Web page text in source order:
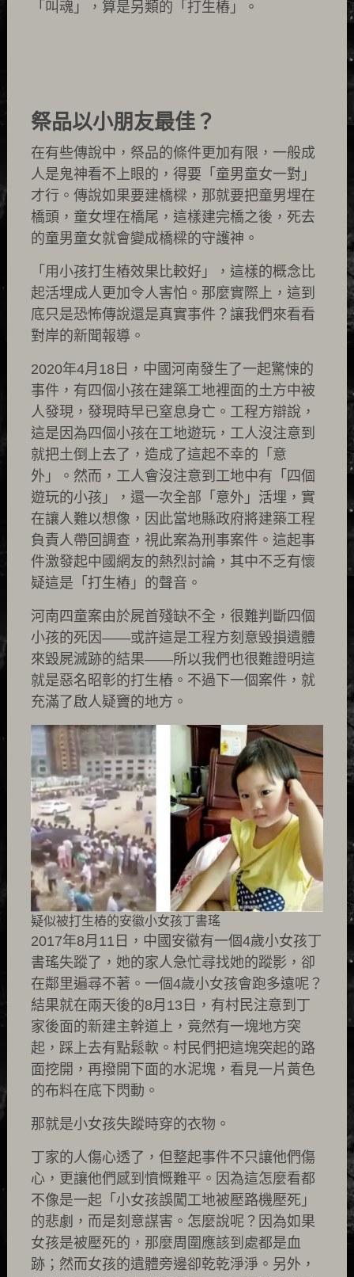
「叫魂」，算是另類的「打生樁」。
祭品以小朋友最佳？
在有些傳說中，祭品的條件更加有限，一般成
人是鬼神看不上眼的，得要「童男童女一對」
才行。傳說如果要建橋樑，那就要把童男埋在
橋頭，童女埋在橋尾，這樣建完橋之後，死去
的童男童女就會變成橋樑的守護神。
「用小孩打生樁效果比較好」，這樣的概念比
起活埋成人更加令人害怕。那麼實際上，這到
底只是恐怖傳說還是真實事件？讓我們來看看
對岸的新聞報導。
2020年4月18日，中國河南發生了一起驚悚的
事件，有四個小孩在建築工地裡面的土方中被
人發現，發現時早已窒息身亡。工程方辯說，
這是因為四個小孩在工地遊玩，工人沒注意到
就把土倒上去了，造成了這起不幸的「意
外」。然而，工人會沒注意到工地中有「四個
遊玩的小孩」，還一次全部「意外」活埋，實
在讓人難以想像，因此當地縣政府將建築工程
負責人帶回調查，視此案為刑事案件。這起事
件激發起中國網友的熱烈討論，其中不乏有懷
疑這是「打生樁」的聲音。
河南四童案由於屍首殘缺不全，很難判斷四個
小孩的死因——或許這是工程方刻意毀損遺體
來毀屍滅跡的結果——所以我們也很難證明這
就是惡名昭彰的打生樁。不過下一個案件，就
充滿了啟人疑竇的地方。
疑似被打生樁的安徽小女孩丁書瑤
2017年8月11日，中國安徽有一個4歲小女孩丁
書瑤失蹤了，她的家人急忙尋找她的蹤影，卻
在鄰里遍尋不著。一個4歲小女孩會跑多遠呢？
結果就在兩天後的8月13日，有村民注意到丁
家後面的新建主幹道上，竟然有一塊地方突
起，踩上去有點鬆軟。村民們把這塊突起的路
面挖開，再撥開下面的水泥塊，看見一片黃色
的布料在底下閃動。
那就是小女孩失蹤時穿的衣物。
丁家的人傷心透了，但整起事件不只讓他們傷
心，更讓他們感到憤慨難平。因為這怎麼看都
不像是一起「小女孩誤闖工地被壓路機壓死」
的悲劇，而是刻意謀害。怎麼說呢？因為如果
女孩是被壓死的，那麼周圍應該到處都是血
跡；然而女孩的遺體旁邊卻乾乾淨淨。另外，